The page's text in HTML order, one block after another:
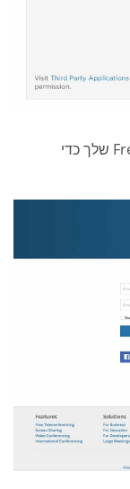
התחבר לחשבון ה-FreeConferenceCall.com שלך כדי